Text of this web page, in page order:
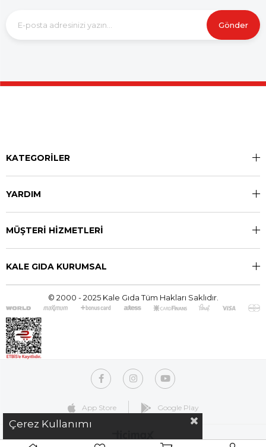
Gönder
KATEGORİLER
YARDIM
MÜŞTERİ HİZMETLERİ
KALE GIDA KURUMSAL
© 2000 - 2025 Kale Gıda Tüm Hakları Saklıdır.
App Store Google Play
Çerez Kullanımı